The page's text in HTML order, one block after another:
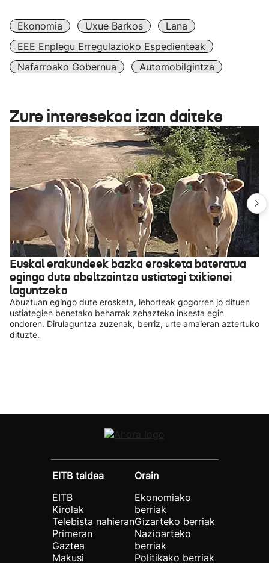
Ekonomia Uxue Barkos
Lana
EEE Enplegu Erregulazioko Espedienteak
Nafarroako Gobernua
Automobilgintza
Zure interesekoa izan daiteke
Euskal erakundeek bazka erosketa bateratua
egingo dute abeltzaintza ustiategi txikienei
laguntzeko
Abuztuan egingo dute erosketa, lehorteak gogorren jo dituen
ustiategien benetako beharrak zehazteko inkesta egin
ondoren. Dirulaguntza zuzenak, berriz, urte amaieran aztertuko
dituzte.
EITB taldea
EITB
Kirolak
Telebista nahieran
Primeran
Gaztea
Makusi
Orain
Ekonomiako
berriak
Gizarteko berriak
Nazioarteko
berriak
Politikako berriak